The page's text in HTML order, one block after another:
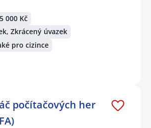
000 Kč
Zkrácený úvazek
pro cizince
počítačových her